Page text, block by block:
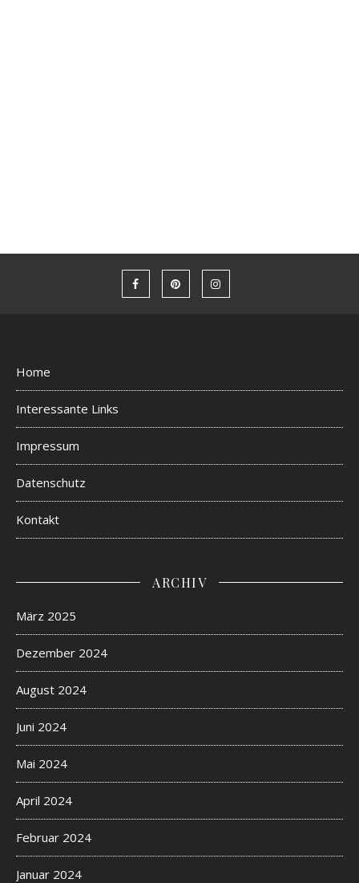
Home
Interessante Links
Impressum
Datenschutz
Kontakt
ARCHIV
März 2025
Dezember 2024
August 2024
Juni 2024
Mai 2024
April 2024
Februar 2024
Januar 2024